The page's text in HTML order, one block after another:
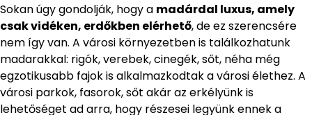
Sokan úgy gondolják, hogy a madárdal luxus, amely
csak vidéken, erdőkben elérhető, de ez szerencsére
nem így van. A városi környezetben is találkozhatunk
madarakkal: rigók, verebek, cinegék, sőt, néha még
egzotikusabb fajok is alkalmazkodtak a városi élethez. A
városi parkok, fasorok, sőt akár az erkélyünk is
lehetőséget ad arra, hogy részesei legyünk ennek a